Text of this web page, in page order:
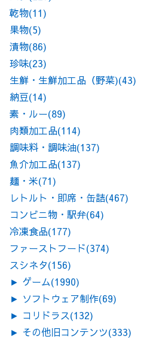
乾物(11)
果物(5)
漬物(86)
珍味(23)
生鮮・生鮮加工品（野菜)(43)
納豆(14)
素・ルー(89)
肉類加工品(114)
調味料・調味油(137)
魚介加工品(137)
麺・米(71)
レトルト・即席・缶詰(467)
コンビニ物・駅弁(64)
冷凍食品(177)
ファーストフード(374)
スシネタ(156)
► ゲーム(1990)
► ソフトウェア制作(69)
► コリドラス(132)
► その他旧コンテンツ(333)